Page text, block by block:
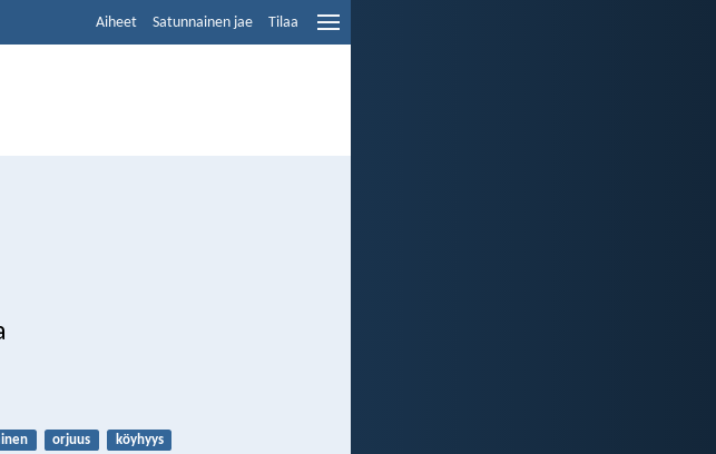
Aiheet Satunnainen jae Tilaa
orjuus köyhyys